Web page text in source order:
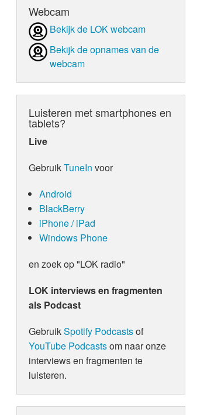
Webcam
Bekijk de LOK webcam
Bekijk de opnames van de
webcam
Luisteren met smartphones en
tablets?
Live
GebruikTuneIn voor
Android
BlackBerry
iPhone / iPad
Windows Phone
en zoek op "LOK radio"
LOK interviews en fragmenten
als Podcast
GebruikSpotify Podcastsof
YouTube Podcastsom naar onze
interviews en fragmenten te
luisteren.